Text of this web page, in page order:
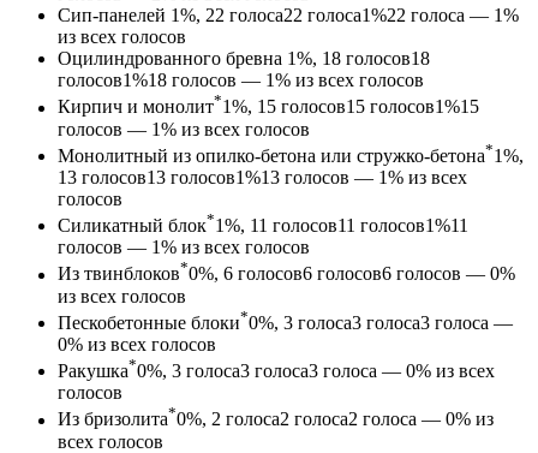
Сип-панелей 1%, 22 голоса22 голоса1%22 голоса — 1%
из всех голосов
Оцилиндрованного бревна 1%, 18 голосов18
голосов1%18 голосов — 1% из всех голосов
Кирпич и монолит*1%, 15 голосов15 голосов1%15
голосов — 1% из всех голосов
Монолитный из опилко-бетона или стружко-бетона*1%,
13 голосов13 голосов1%13 голосов — 1% из всех
голосов
Силикатный блок*1%, 11 голосов11 голосов1%11
голосов — 1% из всех голосов
Из твинблоков*0%, 6 голосов6 голосов6 голосов — 0%
из всех голосов
Пескобетонные блоки*0%, 3 голоса3 голоса3 голоса —
0% из всех голосов
Ракушка*0%, 3 голоса3 голоса3 голоса — 0% из всех
голосов
Из бризолита*0%, 2 голоса2 голоса2 голоса — 0% из
всех голосов